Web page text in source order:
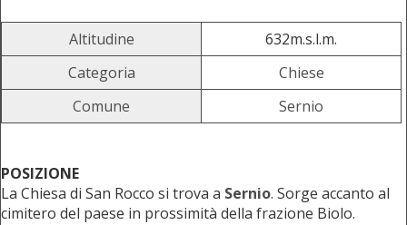
Altitudine
632m.s.l.m.
Categoria
Chiese
Comune
Sernio
POSIZIONE
La Chiesa di San Rocco si trova a Sernio. Sorge accanto al
cimitero del paese in prossimità della frazione Biolo.